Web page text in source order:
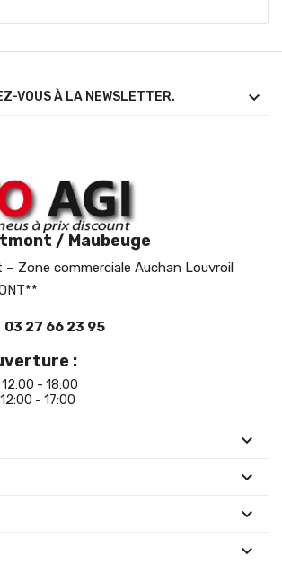
VOUS À LA NEWSLETTER. 
/ Maubeuge
– Zone commerciale Auchan Louvroil
03 27 66 23 95
:
- 18:00
- 17:00



